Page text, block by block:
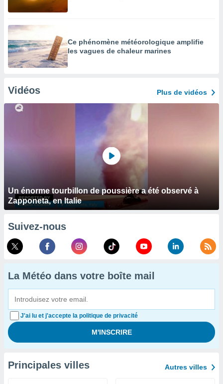
Ce phénomène météorologique amplifie
les vagues de chaleur marines
Vidéos Plus de vidéos
Un énorme tourbillon de poussière a été observé à
Zapponeta, en Italie
Suivez-nous
La Météo dans votre boîte mail
J'ai lu et j'accepte la politique de privacité
Principales villes Autres villes